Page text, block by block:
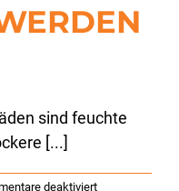
sind feuchte
[...]
deaktiviertfür